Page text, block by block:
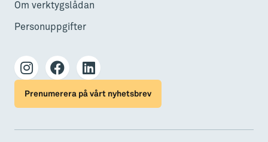
Om verktygslådan
Personuppgifter
Prenumerera på vårt nyhetsbrev